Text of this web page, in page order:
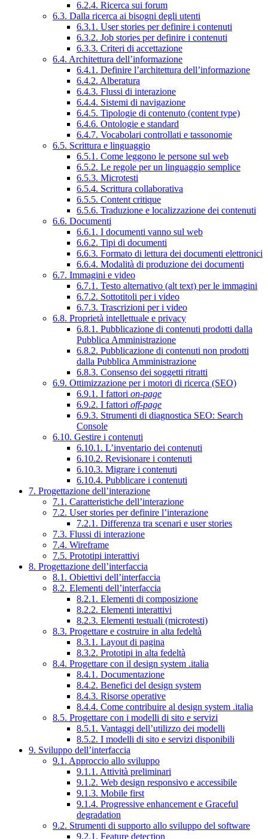
6.2.4. Ricerca sui forum
6.3. Dalla ricerca ai bisogni degli utenti
6.3.1. User stories per definire i contenuti
6.3.2. Job stories per definire i contenuti
6.3.3. Criteri di accettazione
6.4. Architettura dell’informazione
6.4.1. Definire l’architettura dell’informazione
6.4.2. Alberatura
6.4.3. Flussi di interazione
6.4.4. Sistemi di navigazione
6.4.5. Tipologie di contenuto (content type)
6.4.6. Ontologie e standard
6.4.7. Vocabolari controllati e tassonomie
6.5. Scrittura e linguaggio
6.5.1. Come leggono le persone sul web
6.5.2. Le regole per un linguaggio semplice
6.5.3. Microtesti
6.5.4. Scrittura collaborativa
6.5.5. Content critique
6.5.6. Traduzione e localizzazione dei contenuti
6.6. Documenti
6.6.1. I documenti vanno sul web
6.6.2. Tipi di documenti
6.6.3. Formato di lettura dei documenti elettronici
6.6.4. Modalità di produzione dei documenti
6.7. Immagini e video
6.7.1. Testo alternativo (alt text) per le immagini
6.7.2. Sottotitoli per i video
6.7.3. Trascrizioni per i video
6.8. Proprietà intellettuale e privacy
6.8.1. Pubblicazione di contenuti prodotti dalla
Pubblica Amministrazione
6.8.2. Pubblicazione di contenuti non prodotti
dalla Pubblica Amministrazione
6.8.3. Consenso dei soggetti ritratti
6.9. Ottimizzazione per i motori di ricerca (SEO)
6.9.1. I fattori on-page
6.9.2. I fattori off-page
6.9.3. Strumenti di diagnostica SEO: Search
Console
6.10. Gestire i contenuti
6.10.1. L’inventario dei contenuti
6.10.2. Revisionare i contenuti
6.10.3. Migrare i contenuti
6.10.4. Pubblicare i contenuti
7. Progettazione dell’interazione
7.1. Caratteristiche dell’interazione
7.2. User stories per definire l’interazione
7.2.1. Differenza tra scenari e user stories
7.3. Flussi di interazione
7.4. Wireframe
7.5. Prototipi interattivi
8. Progettazione dell’interfaccia
8.1. Obiettivi dell’interfaccia
8.2. Elementi dell’interfaccia
8.2.1. Elementi di composizione
8.2.2. Elementi interattivi
8.2.3. Elementi testuali (microtesti)
8.3. Progettare e costruire in alta fedeltà
8.3.1. Layout di pagina
8.3.2. Prototipi in alta fedeltà
8.4. Progettare con il design system .italia
8.4.1. Documentazione
8.4.2. Benefici del design system
8.4.3. Risorse operative
8.4.4. Come contribuire al design system .italia
8.5. Progettare con i modelli di sito e servizi
8.5.1. Vantaggi dell’utilizzo dei modelli
8.5.2. I modelli di sito e servizi disponibili
9. Sviluppo dell’interfaccia
9.1. Approccio allo sviluppo
9.1.1. Attività preliminari
9.1.2. Web design responsivo e accessibile
9.1.3. Mobile first
9.1.4. Progressive enhancement e Graceful
degradation
9.2. Strumenti di supporto allo sviluppo del software
9.2.1. Feature detection